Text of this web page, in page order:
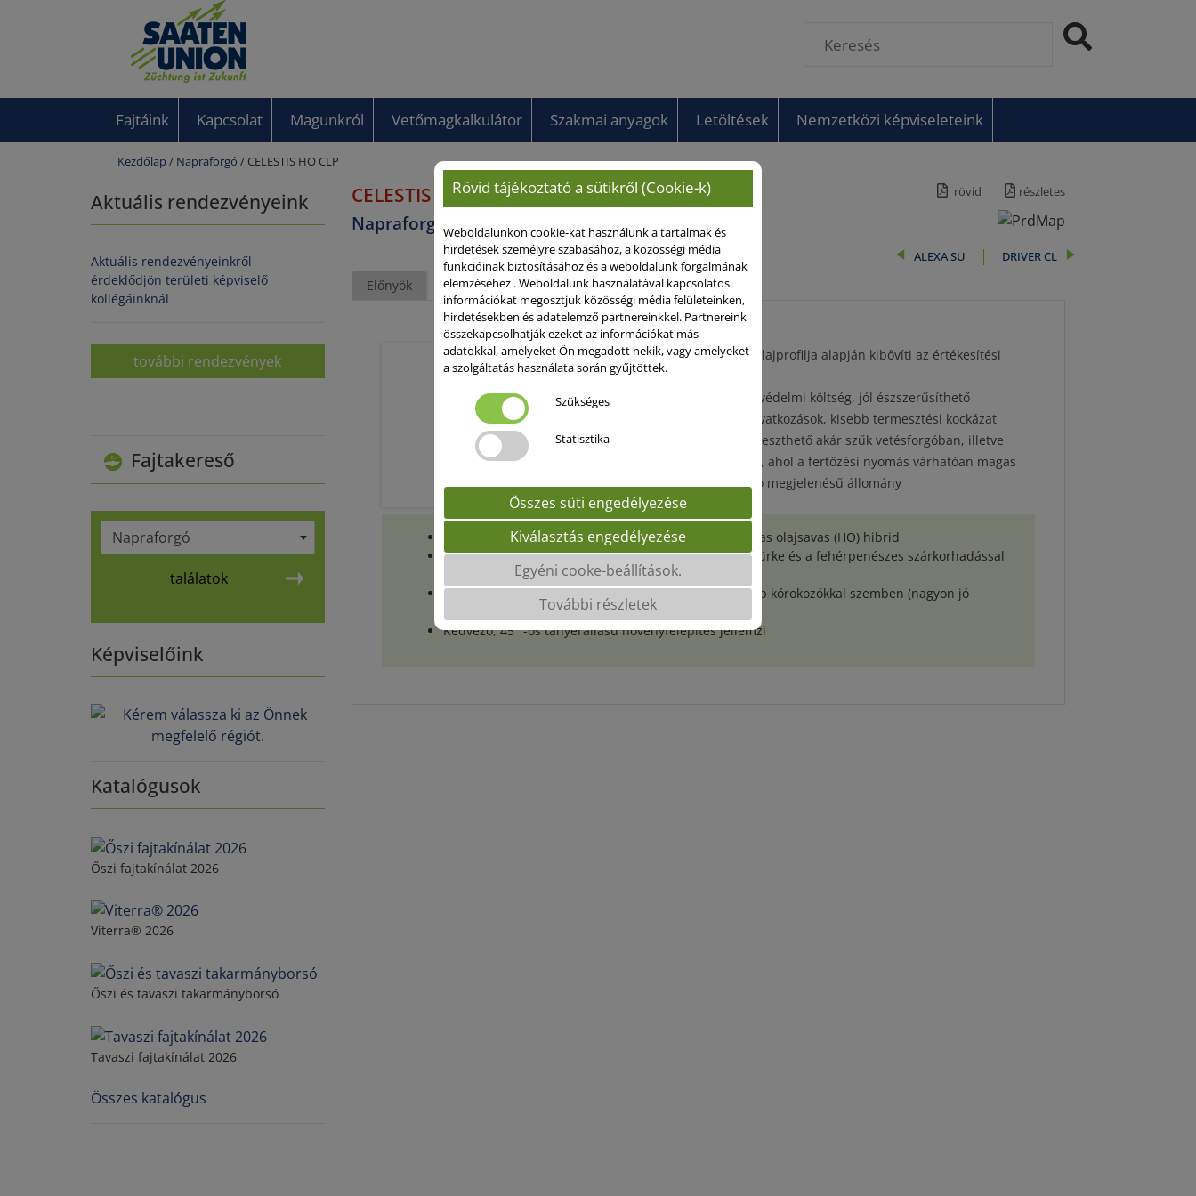
Fajtáink Kapcsolat Magunkról Vetőmagkalkulátor Szakmai anyagok Letöltések Nemzetközi képviseleteink
Kezdőlap/ Napraforgó / CELESTIS HO CLP
Aktuális rendezvényeink
Aktuális rendezvényeinkről
érdeklődjön területi képviselő
kollégáinknál
további rendezvények
Fajtakereső
Napraforgó
találatok
Képviselőink
Katalógusok
Őszi fajtakínálat 2026
Viterra® 2026
Őszi és tavaszi takarmányborsó
Tavaszi fajtakínálat 2026
Összes katalógus
CELESTIS HO CLP
Napraforgó
rövid részletes
DRIVER CL
ALEXA SU
Előnyök Fajtajellemzők
Piacképes termék, olajprofilja alapján kibővíti az értékesítési
lehetőségeket
Csökkentett növényvédelmi költség, jól észszerűsíthető
növényvédelmi beavatkozások, kisebb termesztési kockázat
Biztonságosan termeszthető akár szűk vetésforgóban, illetve
olyan területeken is, ahol a fertőzési nyomás várhatóan magas
Egyenletesen érő, jó megjelenésű állomány
Nagy termőképességű, középkorai tenyészidejű, magas olajsavas (HO) hibrid
Stabil a betegség-ellenállósága, különösen a hamuszürke és a fehérpenészes szárkorhadással
és a peronoszpórával szemben
Kiemelkedő ellenálló képességet mutat a leggyakoribb kórokozókkal szemben (nagyon jó
kórtani rezisztenciális profil)
Kedvező, 45° -os tányérállású növényfelépítés jellemzi
Rövid tájékoztató a sütikről (Cookie-k)
Weboldalunkon cookie-kat használunk a tartalmak és
hirdetések személyre szabásához, a közösségi média
funkcióinak biztosításához és a weboldalunk forgalmának
elemzéséhez . Weboldalunk használatával kapcsolatos
információkat megosztjuk közösségi média felületeinken,
hirdetésekben és adatelemző partnereinkkel. Partnereink
összekapcsolhatják ezeket az információkat más
adatokkal, amelyeket Ön megadott nekik, vagy amelyeket
a szolgáltatás használata során gyűjtöttek.
Szükséges
Statisztika
Összes süti engedélyezése
Kiválasztás engedélyezése
Egyéni cooke-beállítások.
További részletek